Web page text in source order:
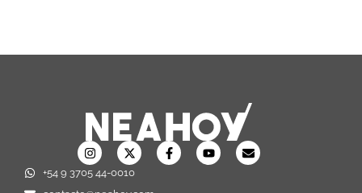
+54 9 3705 44-0010